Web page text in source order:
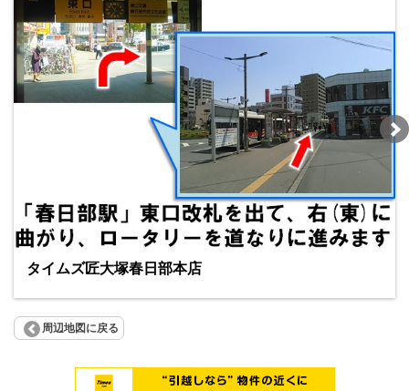
タイムズ匠大塚春日部本店
周辺地図に戻る